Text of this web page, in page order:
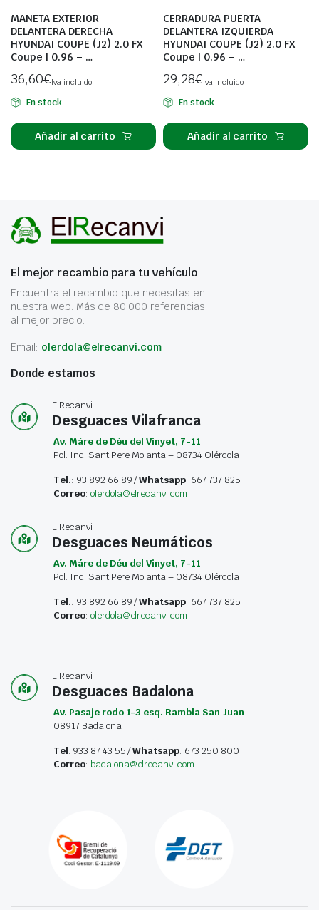
MANETA EXTERIOR
DELANTERA DERECHA
HYUNDAI COUPE (J2) 2.0 FX
Coupe | 0.96 – …
36,60€Iva incluido
En stock
Añadir al carrito
CERRADURA PUERTA
DELANTERA IZQUIERDA
HYUNDAI COUPE (J2) 2.0 FX
Coupe | 0.96 – …
29,28€Iva incluido
En stock
Añadir al carrito
El mejor recambio para tu vehículo
Encuentra el recambio que necesitas en
nuestra web. Más de 80.000 referencias
al mejor precio.
Email: olerdola@elrecanvi.com
Donde estamos
ElRecanvi
Desguaces Vilafranca
Av. Máre de Déu del Vinyet, 7-11
Pol. Ind. Sant Pere Molanta – 08734 Olérdola
Tel.: 93 892 66 89 /Whatsapp: 667 737 825
Correo: olerdola@elrecanvi.com
ElRecanvi
Desguaces Neumáticos
Av. Máre de Déu del Vinyet, 7-11
Pol. Ind. Sant Pere Molanta – 08734 Olérdola
Tel.: 93 892 66 89 /Whatsapp: 667 737 825
Correo: olerdola@elrecanvi.com
ElRecanvi
Desguaces Badalona
Av. Pasaje rodo 1-3 esq. Rambla San Juan
08917 Badalona
Tel. 933 87 43 55 /Whatsapp: 673 250 800
Correo: badalona@elrecanvi.com